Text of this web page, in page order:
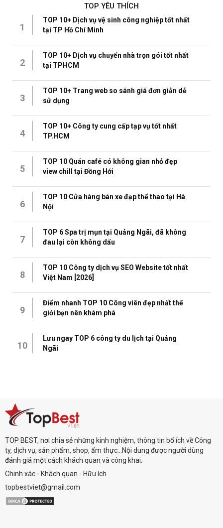
TOP YÊU THÍCH
1
TOP 10+ Dịch vụ vệ sinh công nghiệp tốt nhất
tại TP Hồ Chí Minh
2
TOP 10+ Dịch vụ chuyển nhà trọn gói tốt nhất
tại TPHCM
3
TOP 10+ Trang web so sánh giá đơn giản dễ
sử dụng
4
TOP 10+ Công ty cung cấp tạp vụ tốt nhất
TP.HCM
5
TOP 10 Quán café có không gian nhỏ đẹp
view chill tại Đồng Hới
6
TOP 10 Cửa hàng bán xe đạp thể thao tại Hà
Nội
7
TOP 6 Spa trị mụn tại Quảng Ngãi, đã không
đau lại còn không dấu
8
TOP 10 Công ty dịch vụ SEO Website tốt nhất
Việt Nam [2026]
9
Điểm nhanh TOP 10 Công viên đẹp nhất thế
giới bạn nên khám phá
10
Lưu ngay TOP 6 công ty du lịch tại Quảng
Ngãi
TOP BEST, nơi chia sẻ những kinh nghiệm, thông tin bổ ích về Công
ty, dịch vụ, sản phẩm, shop, ẩm thực...Nội dung được người dùng
đánh giá một cách khách quan và công khai.
Chinh xác - Khách quan - Hữu ích
topbestviet@gmail.com